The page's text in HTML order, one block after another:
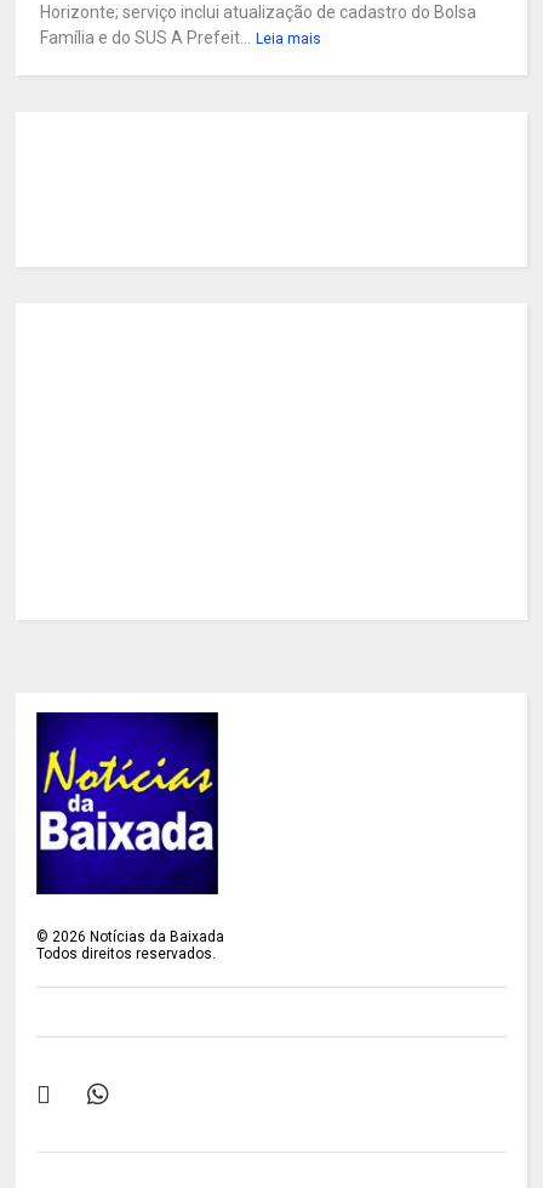
Horizonte; serviço inclui atualização de cadastro do Bolsa
Família e do SUS A Prefeit...
Leia mais
©2026 Notícias da Baixada
Todos direitos reservados.